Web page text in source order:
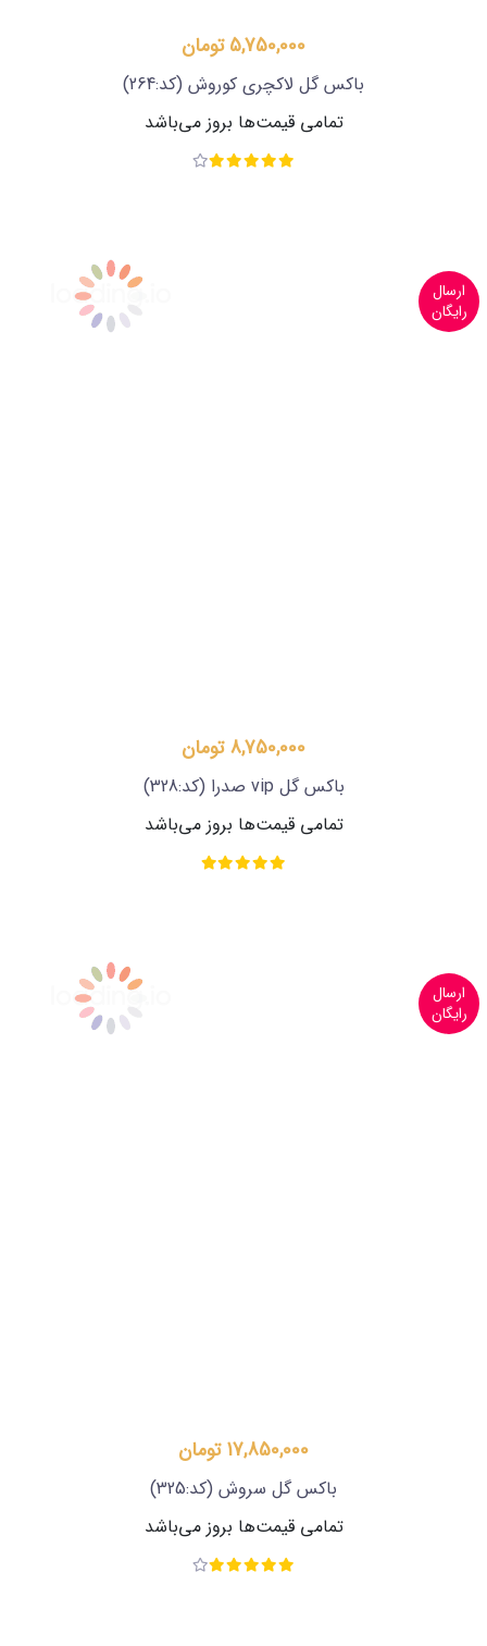
5,750,000 تومان
باکس گل لاکچری کوروش (کد:264)
تمامی قیمت‌ها بروز می‌باشد
ارسال
رایگان
8,750,000 تومان
باکس گل vip صدرا
(کد:328)
تمامی قیمت‌ها بروز می‌باشد
ارسال
رایگان
17,850,000 تومان
باکس گل سروش (کد:325)
تمامی قیمت‌ها بروز می‌باشد